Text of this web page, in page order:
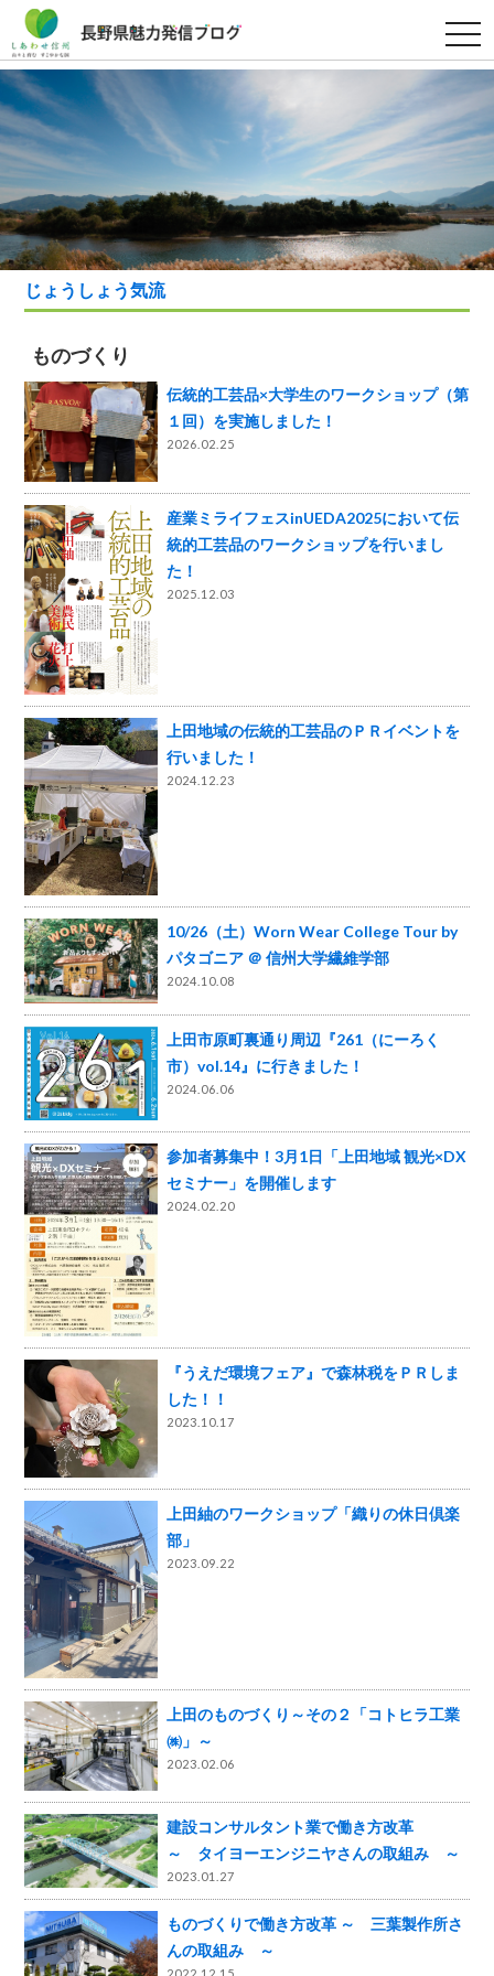
t
o
g
l
e
n
a
g
a
t
o
じょうしょう気流
ものづくり
伝統的工芸品×大学生のワークショップ（第
１回）を実施しました！
2026.02.25
産業ミライフェスinUEDA2025において伝
統的工芸品のワークショップを行いまし
た！
2025.12.03
上田地域の伝統的工芸品のＰＲイベントを
行いました！
2024.12.23
10/26（土）Worn Wear College Tour by
パタゴニア ＠ 信州大学繊維学部
2024.10.08
上田市原町裏通り周辺『261（にーろく
市）vol.14』に行きました！
2024.06.06
参加者募集中！3月1日「上田地域 観光×DX
セミナー」を開催します
2024.02.20
『うえだ環境フェア』で森林税をＰＲしま
した！！
2023.10.17
上田紬のワークショップ「織りの休日倶楽
部」
2023.09.22
上田のものづくり～その２「コトヒラ工業
㈱」～
2023.02.06
建設コンサルタント業で働き方改革
～ タイヨーエンジニヤさんの取組み ～
2023.01.27
ものづくりで働き方改革 ～ 三葉製作所さ
んの取組み ～